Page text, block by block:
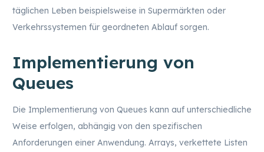
täglichen Leben beispielsweise in Supermärkten oder
Verkehrssystemen für geordneten Ablauf sorgen.
Implementierung von
Queues
Die Implementierung von Queues kann auf unterschiedliche
Weise erfolgen, abhängig von den spezifischen
Anforderungen einer Anwendung. Arrays, verkettete Listen